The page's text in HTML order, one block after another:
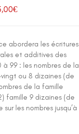
€
abordera les écritures
et additives des
à 99 : les nombres de la
ou 8 dizaines (de
de la famille
famille 9 dizaines (de
sur les nombres jusqu’à